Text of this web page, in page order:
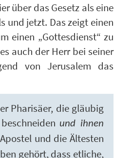
über das Gesetz als eine
und jetzt. Das zeigt einen
einen „Gottesdienst“ zu
auch der Herr bei seiner
von Jerusalem das
Pharisäer, die gläubig
und ihnen
und die Ältesten
gehört, dass etliche,